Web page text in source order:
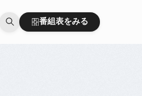
番組表をみる
番組表をみる